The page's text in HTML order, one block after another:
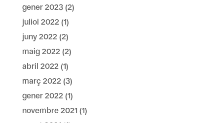
gener 2023(2)
juliol 2022 (1)
juny 2022 (2)
maig 2022 (2)
abril 2022 (1)
març 2022 (3)
gener 2022 (1)
novembre 2021 (1)